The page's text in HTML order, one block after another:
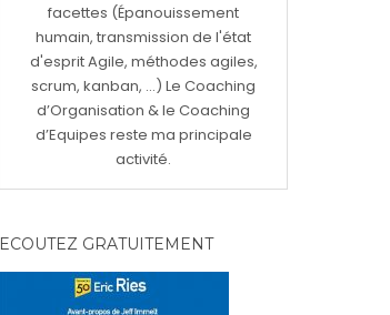
facettes (Épanouissement
humain, transmission de l'état
d'esprit Agile, méthodes agiles,
scrum, kanban, ...) Le Coaching
d’Organisation & le Coaching
d’Equipes reste ma principale
activité.
ECOUTEZ GRATUITEMENT